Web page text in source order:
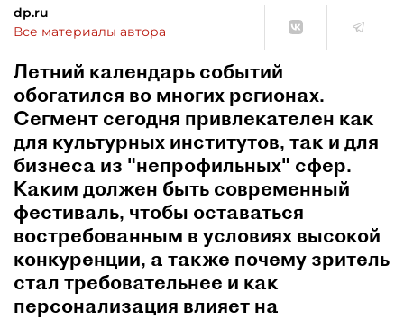
dp.ru
Все материалы автора
Летний календарь событий
обогатился во многих регионах.
Сегмент сегодня привлекателен как
для культурных институтов, так и для
бизнеса из "непрофильных" сфер.
Каким должен быть современный
фестиваль, чтобы оставаться
востребованным в условиях высокой
конкуренции, а также почему зритель
стал требовательнее и как
персонализация влияет на